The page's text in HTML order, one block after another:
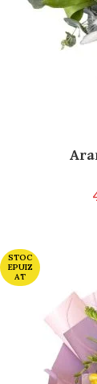
STOC
EPUIZ
AT